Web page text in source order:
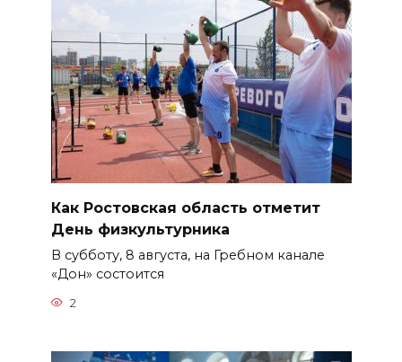
Как Ростовская область отметит
День физкультурника
В субботу, 8 августа, на Гребном канале
«Дон» состоится
2